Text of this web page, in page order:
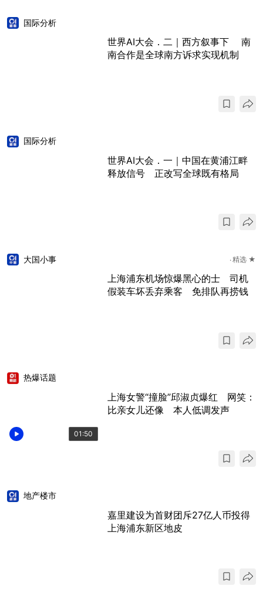
国际分析
世界AI大会．二｜西方叙事下 南
南合作是全球南方诉求实现机制
国际分析
世界AI大会．一｜中国在黄浦江畔
释放信号 正改写全球既有格局
大国小事 精选 ★
上海浦东机场惊爆黑心的士 司机
假装车坏丢弃乘客 免排队再捞钱
01:50
热爆话题
上海女警“撞脸”邱淑贞爆红 网笑：
比亲女儿还像 本人低调发声
地产楼市
嘉里建设为首财团斥27亿人币投得
上海浦东新区地皮